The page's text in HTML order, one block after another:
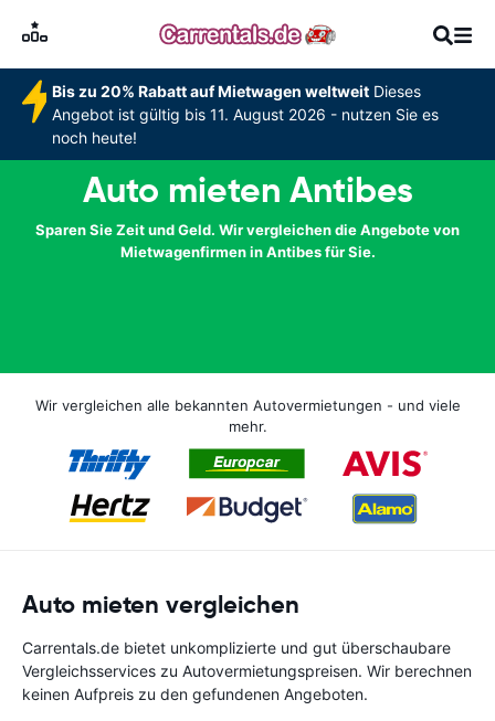
Bis zu 20% Rabatt auf Mietwagen weltweitDieses
Angebot ist gültig bis 11. August 2026 - nutzen Sie es
noch heute!
Auto mieten Antibes
Sparen Sie Zeit und Geld. Wir vergleichen die Angebote von
Mietwagenfirmen in Antibes für Sie.
Wir vergleichen alle bekannten Autovermietungen - und viele
mehr.
Auto mieten vergleichen
Carrentals.de bietet unkomplizierte und gut überschaubare
Vergleichsservices zu Autovermietungspreisen. Wir berechnen
keinen Aufpreis zu den gefundenen Angeboten.